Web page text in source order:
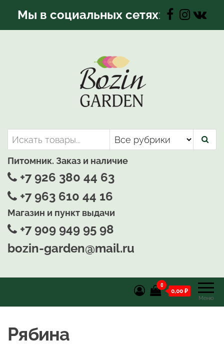
Мы в социальных сетях:
Bozin-Garden | Садовый центр
Садовый центр, Растения
для вашего сада
Питомник. Заказ и наличие
+7 926 380 44 63
+7 963 610 44 16
Магазин и пункт выдачи
+7 909 949 95 98
bozin-garden@mail.ru
Меню
0
0,00 ₽
Рябина